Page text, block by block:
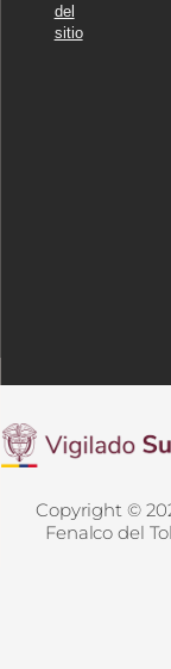
del
sitio
Copyright ©
Fenalco del